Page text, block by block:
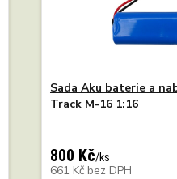
Sada Aku baterie a
Track M-16 1:16
800 Kč/ks
661 Kč bez DPH